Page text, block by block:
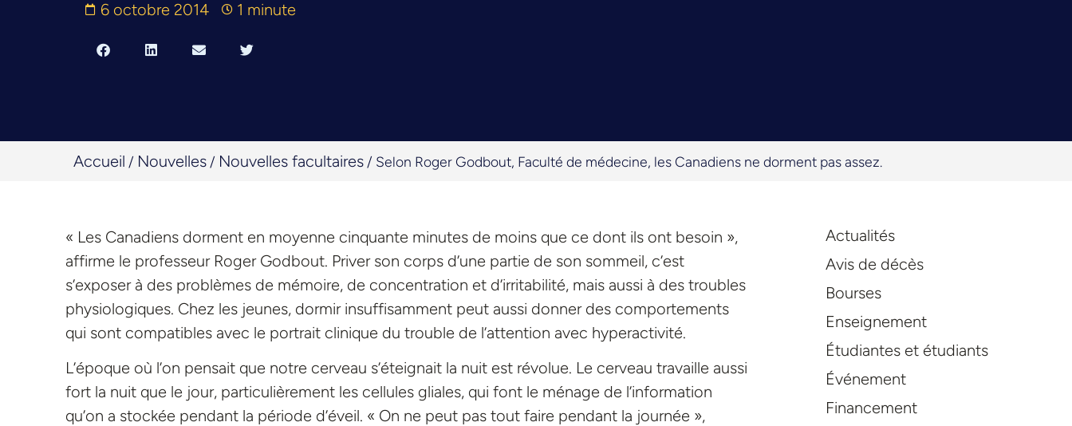
6 octobre 2014 1 minute
Accueil / Nouvelles / Nouvelles facultaires / Selon Roger Godbout, Faculté de médecine, les Canadiens ne dorment pas assez.
« Les Canadiens dorment en moyenne cinquante minutes de moins que ce dont ils ont besoin »,
affirme le professeur Roger Godbout. Priver son corps d’une partie de son sommeil, c’est
s’exposer à des problèmes de mémoire, de concentration et d’irritabilité, mais aussi à des troubles
physiologiques. Chez les jeunes, dormir insuffisamment peut aussi donner des comportements
qui sont compatibles avec le portrait clinique du trouble de l’attention avec hyperactivité.
L’époque où l’on pensait que notre cerveau s’éteignait la nuit est révolue. Le cerveau travaille aussi
fort la nuit que le jour, particulièrement les cellules gliales, qui font le ménage de l’information
qu’on a stockée pendant la période d’éveil. « On ne peut pas tout faire pendant la journée »,
Actualités
Avis de décès
Bourses
Enseignement
Étudiantes et étudiants
Événement
Financement